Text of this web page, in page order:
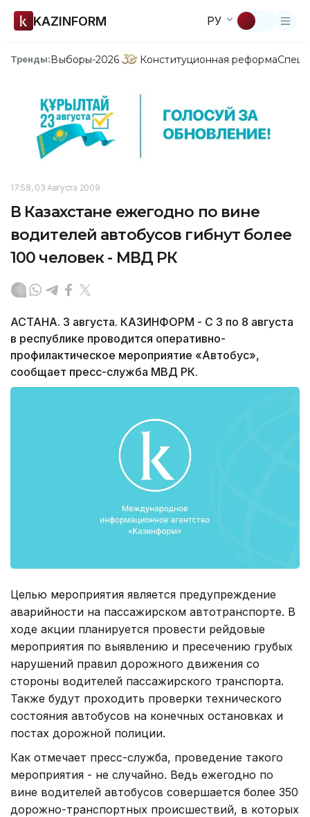
KAZINFORM РУ
Тренды:Выборы-2026 Конституционная реформа
17:58, 03 Августа 2009
В Казахстане ежегодно по вине
водителей автобусов гибнут более
100 человек - МВД РК
АСТАНА. 3 августа. КАЗИНФОРМ - С 3 по 8 августа
в республике проводится оперативно-
профилактическое мероприятие «Автобус»,
сообщает пресс-служба МВД РК.
Целью мероприятия является предупреждение
аварийности на пассажирском автотранспорте. В
ходе акции планируется провести рейдовые
мероприятия по выявлению и пресечению грубых
нарушений правил дорожного движения со
стороны водителей пассажирского транспорта.
Также будут проходить проверки технического
состояния автобусов на конечных остановках и
постах дорожной полиции.
Как отмечает пресс-служба, проведение такого
мероприятия - не случайно. Ведь ежегодно по
вине водителей автобусов совершается более 350
дорожно-транспортных происшествий, в которых